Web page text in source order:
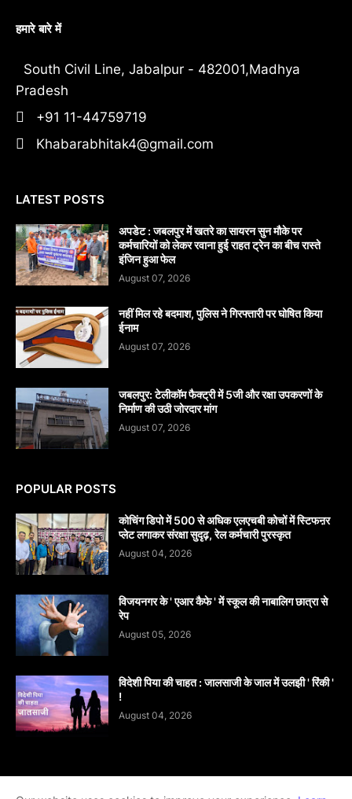
हमारे बारे में
South Civil Line, Jabalpur - 482001,Madhya
Pradesh
+91 11-44759719
Khabarabhitak4@gmail.com
LATEST POSTS
अपडेट : जबलपुर में खतरे का सायरन सुन मौके पर
कर्मचारियों को लेकर रवाना हुई राहत ट्रेन का बीच रास्ते
इंजिन हुआ फेल
August 07, 2026
नहीं मिल रहे बदमाश, पुलिस ने गिरफ्तारी पर घोषित किया
ईनाम
August 07, 2026
जबलपुर: टेलीकॉम फैक्ट्री में 5जी और रक्षा उपकरणों के
निर्माण की उठी जोरदार मांग
August 07, 2026
POPULAR POSTS
कोचिंग डिपो में 500 से अधिक एलएचबी कोचों में स्टिफऩर
प्लेट लगाकर संरक्षा सुदृढ़, रेल कर्मचारी पुरस्कृत
August 04, 2026
विजयनगर के ' एआर कैफे ' में स्कूल की नाबालिग छात्रा से
रेप
August 05, 2026
विदेशी पिया की चाहत : जालसाजी के जाल में उलझी ' रिंकी '
!
August 04, 2026